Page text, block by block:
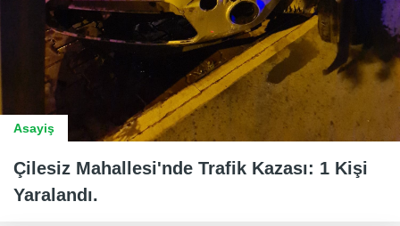
Asayiş
Çilesiz Mahallesi'nde Trafik Kazası: 1 Kişi
Yaralandı.